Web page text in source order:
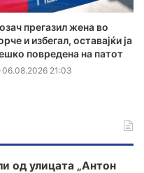
прегазил жена во
и избегал, оставајќи ја
повредена на патот
06.08.2026 21:03
од улицата „Антон